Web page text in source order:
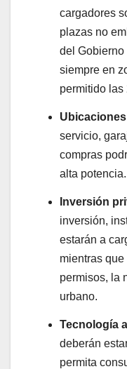
cargadores
plazas no
del Gobierno
siempre en
permitido las
servicio,
compras
alta potencia.
Inversión
inversión,
estarán a
mientras
permisos, la
urbano.
Tecnología
deberán
permita